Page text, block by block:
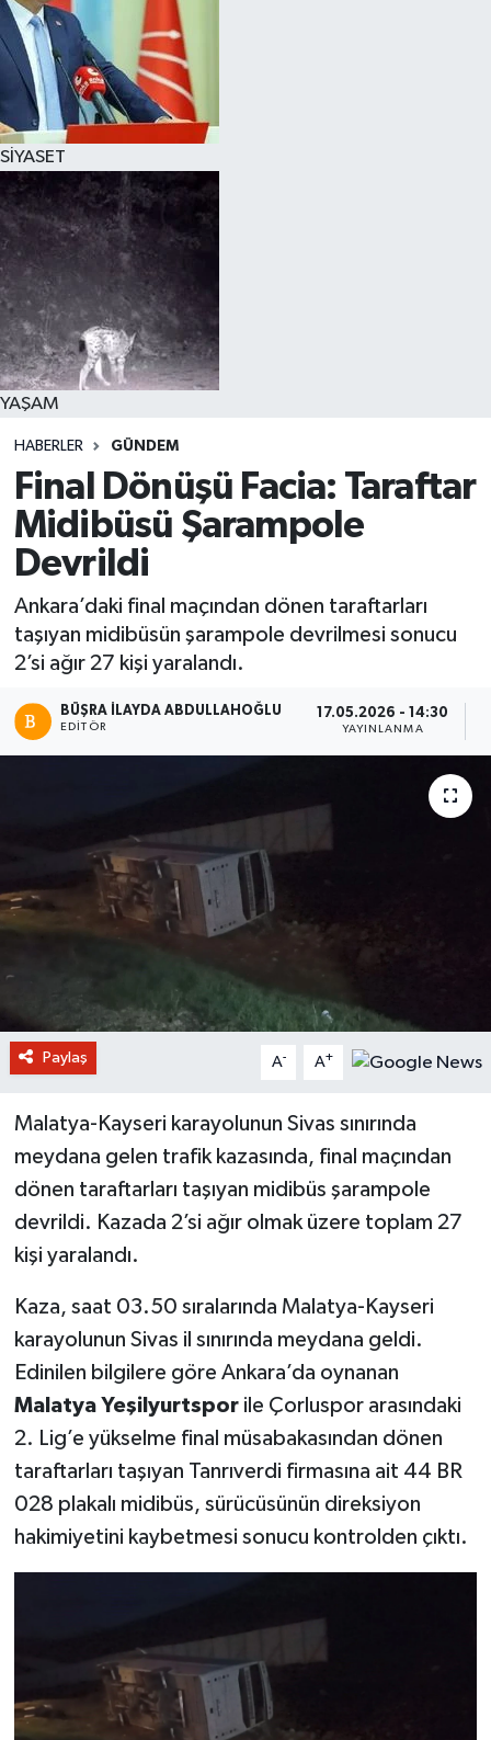
SİYASET
YAŞAM
HABERLER GÜNDEM
Final Dönüşü Facia: Taraftar
Midibüsü Şarampole
Devrildi
Ankara’daki final maçından dönen taraftarları
taşıyan midibüsün şarampole devrilmesi sonucu
2’si ağır 27 kişi yaralandı.
BÜŞRA İLAYDA ABDULLAHOĞLU
EDITÖR
17.05.2026 - 14:30
YAYINLANMA
Paylaş A- A+
Malatya-Kayseri karayolunun Sivas sınırında
meydana gelen trafik kazasında, final maçından
dönen taraftarları taşıyan midibüs şarampole
devrildi. Kazada 2’si ağır olmak üzere toplam 27
kişi yaralandı.
Kaza, saat 03.50 sıralarında Malatya-Kayseri
karayolunun Sivas il sınırında meydana geldi.
Edinilen bilgilere göre Ankara’da oynanan
Malatya Yeşilyurtsporile Çorluspor arasındaki
2. Lig’e yükselme final müsabakasından dönen
taraftarları taşıyan Tanrıverdi firmasına ait 44 BR
028 plakalı midibüs, sürücüsünün direksiyon
hakimiyetini kaybetmesi sonucu kontrolden çıktı.